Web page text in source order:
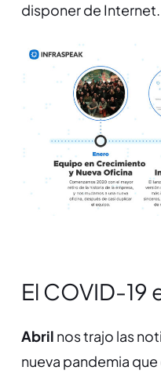
disponer de Internet.
El COVID-19
Abril nos trajo las
nueva pandemia